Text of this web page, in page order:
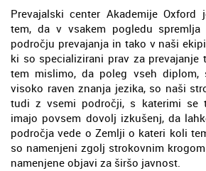
Prevajalski center Akademije
tem, da v vsakem pogledu spremlja
področju prevajanja in tako v naši
ki so specializirani prav za prevajanje
tem mislimo, da poleg vseh diplom,
visoko raven znanja jezika, so naši
tudi z vsemi področji, s katerimi se
imajo povsem dovolj izkušenj, da
področja vede o Zemlji o kateri koli
so namenjeni zgolj strokovnim
namenjene objavi za širšo javnost.